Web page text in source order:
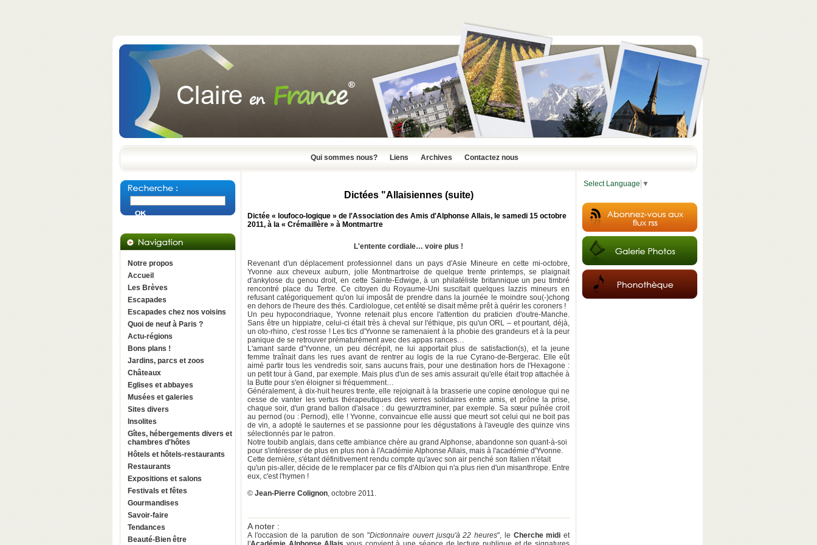
Qui sommes nous? Liens Archives Contactez nous
Notre propos
Accueil
Les Brèves
Escapades
Escapades chez nos voisins
Quoi de neuf à Paris ?
Actu-régions
Bons plans !
Jardins, parcs et zoos
Châteaux
Eglises et abbayes
Musées et galeries
Sites divers
Insolites
Gîtes, hébergements divers et
chambres d'hôtes
Hôtels et hôtels-restaurants
Restaurants
Expositions et salons
Festivals et fêtes
Gourmandises
Savoir-faire
Tendances
Beauté-Bien être
Dictées "Allaisiennes (suite)
Dictée « loufoco-logique » de l'Association des Amis d'Alphonse Allais, le samedi 15 octobre
2011, à la « Crémaillère » à Montmartre
L'entente cordiale… voire plus !
Revenant d'un déplacement professionnel dans un pays d'Asie Mineure en cette mi-octobre,
Yvonne aux cheveux auburn, jolie Montmartroise de quelque trente printemps, se plaignait
d'ankylose du genou droit, en cette Sainte-Edwige, à un philatéliste britannique un peu timbré
rencontré place du Tertre. Ce citoyen du Royaume-Uni suscitait quelques lazzis mineurs en
refusant catégoriquement qu'on lui imposât de prendre dans la journée le moindre sou(-)chong
en dehors de l'heure des thés. Cardiologue, cet entêté se disait même prêt à quérir les coroners !
Un peu hypocondriaque, Yvonne retenait plus encore l'attention du praticien d'outre-Manche.
Sans être un hippiatre, celui-ci était très à cheval sur l'éthique, pis qu'un ORL – et pourtant, déjà,
un oto-rhino, c'est rosse ! Les tics d'Yvonne se ramenaient à la phobie des grandeurs et à la peur
panique de se retrouver prématurément avec des appas rances…
L'amant sarde d'Yvonne, un peu décrépit, ne lui apportait plus de satisfaction(s), et la jeune
femme traînait dans les rues avant de rentrer au logis de la rue Cyrano-de-Bergerac. Elle eût
aimé partir tous les vendredis soir, sans aucuns frais, pour une destination hors de l'Hexagone :
un petit tour à Gand, par exemple. Mais plus d'un de ses amis assurait qu'elle était trop attachée à
la Butte pour s'en éloigner si fréquemment…
Généralement, à dix-huit heures trente, elle rejoignait à la brasserie une copine œnologue qui ne
cesse de vanter les vertus thérapeutiques des verres solidaires entre amis, et prône la prise,
chaque soir, d'un grand ballon d'alsace : du gewurztraminer, par exemple. Sa sœur puînée croit
au pernod (ou : Pernod), elle ! Yvonne, convaincue elle aussi que meurt sot celui qui ne boit pas
de vin, a adopté le sauternes et se passionne pour les dégustations à l'aveugle des quinze vins
sélectionnés par le patron.
Notre toubib anglais, dans cette ambiance chère au grand Alphonse, abandonne son quant-à-soi
pour s'intéresser de plus en plus non à l'Académie Alphonse Allais, mais à l'académie d'Yvonne.
Cette dernière, s'étant définitivement rendu compte qu'avec son air penché son Italien n'était
qu'un pis-aller, décide de le remplacer par ce fils d'Albion qui n'a plus rien d'un misanthrope. Entre
eux, c'est l'hymen !
© Jean-Pierre Colignon, octobre 2011.
A noter :
A l'occasion de la parution de son "Dictionnaire ouvert jusqu'à 22 heures", le Cherche midi et
Select Language ▼